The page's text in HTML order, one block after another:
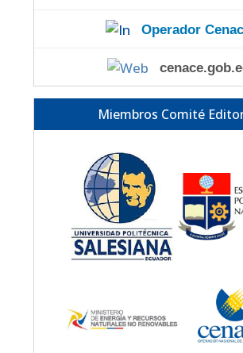
Operador
Miembros Comité